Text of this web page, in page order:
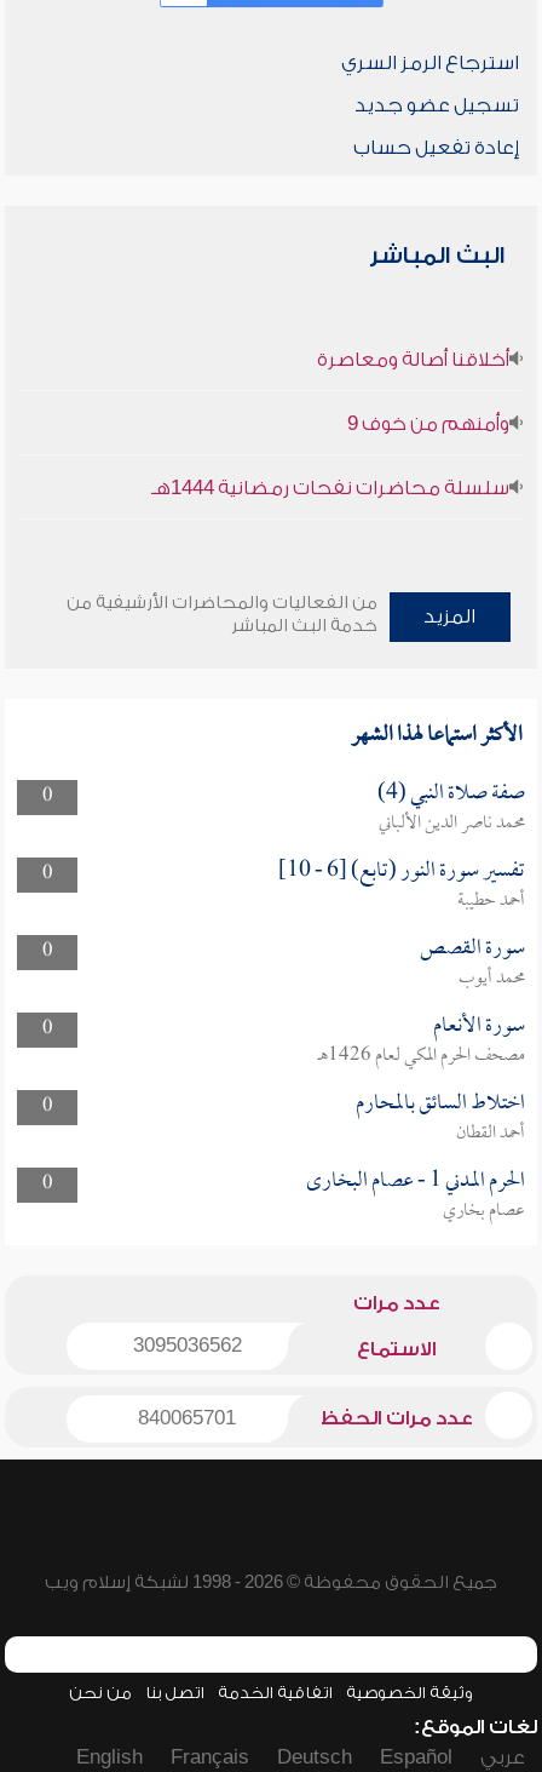
استرجاع الرمز السري
تسجيل عضو جديد
إعادة تفعيل حساب
البث المباشر
أخلاقنا أصالة ومعاصرة
وأمنهم من خوف 9
سلسلة محاضرات نفحات رمضانية 1444هـ
المزيد
من الفعاليات والمحاضرات الأرشيفية من
خدمة البث المباشر
الأكثر استماعا لهذا الشهر
0 صفة صلاة النبي (4)
محمد ناصر الدين الألباني
0
تفسير سورة النور (تابع) [6 - 10]
أحمد حطيبة
0
سورة القصص
محمد أيوب
0
سورة الأنعام
مصحف الحرم المكي لعام 1426هـ
0
اختلاط السائق بالمحارم
أحمد القطان
0
الحرم المدني 1 - عصام البخارى
عصام بخاري
عدد مرات
الاستماع 3095036562
عدد مرات الحفظ 840065701
جميع الحقوق محفوظة © 2026 - 1998 لشبكة إسلام ويب
وثيقة الخصوصية اتفاقية الخدمة اتصل بنا من نحن
لغات الموقع:
عربي
Español
Deutsch
Français
English